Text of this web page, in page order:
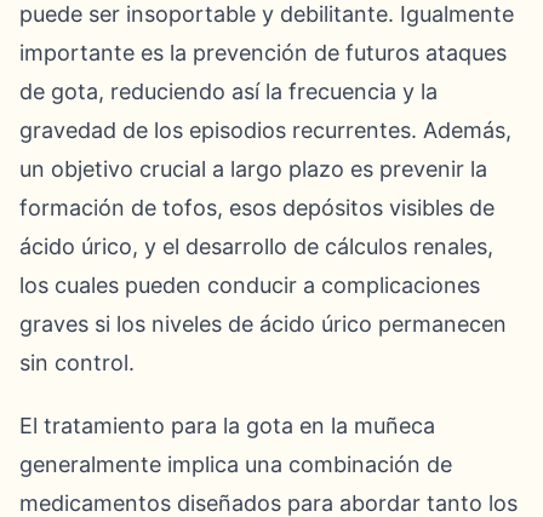
puede ser insoportable y debilitante. Igualmente
importante es la prevención de futuros ataques
de gota, reduciendo así la frecuencia y la
gravedad de los episodios recurrentes. Además,
un objetivo crucial a largo plazo es prevenir la
formación de tofos, esos depósitos visibles de
ácido úrico, y el desarrollo de cálculos renales,
los cuales pueden conducir a complicaciones
graves si los niveles de ácido úrico permanecen
sin control.
El tratamiento para la gota en la muñeca
generalmente implica una combinación de
medicamentos diseñados para abordar tanto los